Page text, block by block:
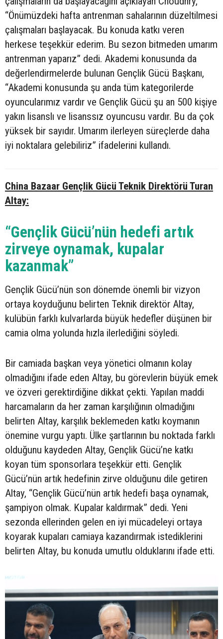
“Önümüzdeki hafta antrenman sahalarının düzeltilmesi
çalışmaları başlayacak. Bu konuda katkı veren
herkese teşekkür ederim. Bu sezon bitmeden umarım
antrenman yaparız” dedi. Akademi konusunda da
değerlendirmelerde bulunan Gençlik Gücü Başkanı,
“Akademi konusunda şu anda tüm kategorilerde
oyuncularımız vardır ve Gençlik Gücü şu an 500 kişiye
yakın lisanslı ve lisanssız oyuncusu vardır. Bu da çok
yüksek bir sayıdır. Umarım ilerleyen süreçlerde daha
iyi noktalara gelebiliriz” ifadelerini kullandı.
China Bazaar Gençlik Gücü Teknik Direktörü Turan
Altay:
“Gençlik Gücü’nün hedefi artık
zirveye oynamak, kupalar
kazanmak”
Gençlik Gücü’nün son dönemde önemli bir vizyon
ortaya koyduğunu belirten Teknik direktör Altay,
kulübün farklı kulvarlarda büyük hedefler düşünen bir
camia olma yolunda hızla ilerlediğini söyledi.
Bir camiada başkan veya yönetici olmanın kolay
olmadığını ifade eden Altay, bu görevlerin büyük emek
ve özveri gerektirdiğine dikkat çekti. Yapılan maddi
harcamaların da her zaman karşılığının olmadığını
belirten Altay, karşılık beklemeden katkı koymanın
önemine vurgu yaptı. Ülke şartlarının bu noktada farklı
olduğunu kaydeden Altay, Gençlik Gücü’ne katkı
koyan tüm sponsorlara teşekkür etti. Gençlik
Gücü’nün artık hedefinin zirve olduğunu dile getiren
Altay, “Gençlik Gücü’nün artık hedefi başa oynamak,
şampiyon olmak. Kupalar kaldırmak” dedi. Yeni
sezonda ellerinden gelen en iyi mücadeleyi ortaya
koyarak kupaları camiaya kazandırmak istediklerini
belirten Altay, bu konuda umutlu olduklarını ifade etti.